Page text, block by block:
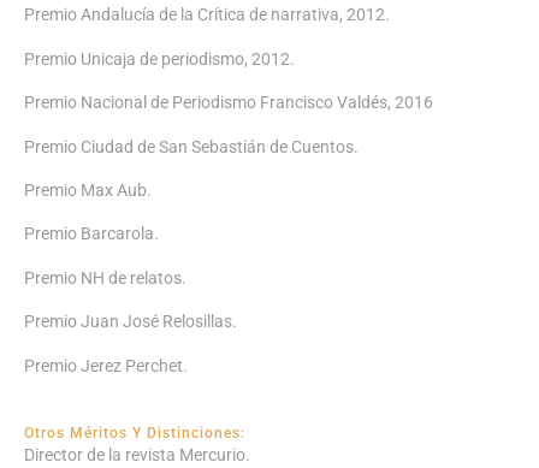
Premio Andalucía de la Crítica de narrativa, 2012.
Premio Unicaja de periodismo, 2012.
Premio Nacional de Periodismo Francisco Valdés, 2016
Premio Ciudad de San Sebastián de Cuentos.
Premio Max Aub.
Premio Barcarola.
Premio NH de relatos.
Premio Juan José Relosillas.
Premio Jerez Perchet.
Otros Méritos Y Distinciones:
Director de la revista Mercurio.